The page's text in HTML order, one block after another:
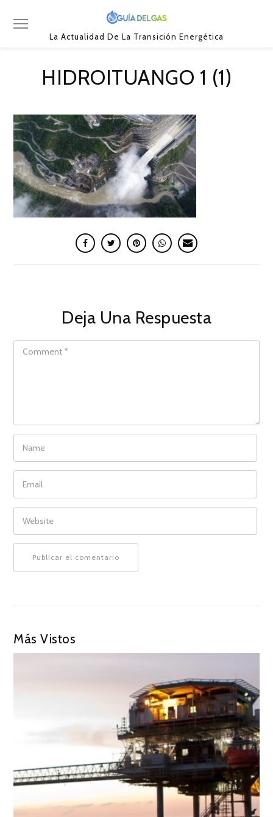
La Actualidad De La Transición Energética
HIDROITUANGO 1 (1)
Deja Una Respuesta
COMMENT
NAME
EMAIL
WEBSITE
Más Vistos